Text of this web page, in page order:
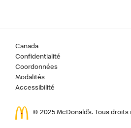
Canada
Confidentialité
Coordonnées
Modalités
Accessibilité
© 2025 McDonald’s. Tous droits